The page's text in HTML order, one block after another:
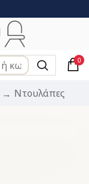
0
Ντουλάπες